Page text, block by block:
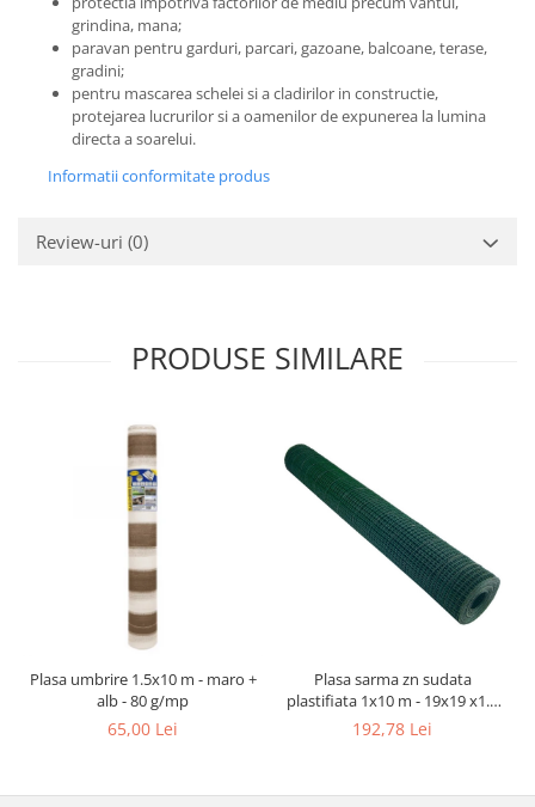
grindina, mana;
paravan pentru garduri, parcari, gazoane, balcoane, terase,
gradini;
pentru mascarea schelei si a cladirilor in constructie,
protejarea lucrurilor si a oamenilor de expunerea la lumina
directa a soarelui.
Informatii conformitate produs
Review-uri (0)
PRODUSE SIMILARE
Plasa umbrire 1.5x10 m - maro +
alb - 80 g/mp
65,00 Lei
Plasa sarma zn sudata
plastifiata 1x10 m - 19x19 x1.4
mm
192,78 Lei